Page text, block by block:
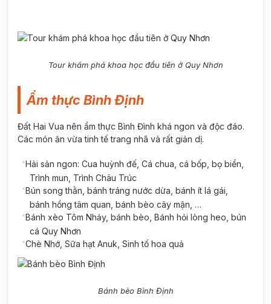
Tour khám phá khoa học đầu tiên ở Quy Nhơn
Ẩm thực Bình Định
Đất Hai Vua nên ẩm thực Bình Đình khá ngon và độc đáo.
Các món ăn vừa tinh tế trang nhã và rất giản dị.
Hải sản ngon: Cua huỳnh đế, Cá chua, cá bốp, bọ biển,
Trình mun, Trình Châu Trúc
Bún song thằn, bánh tráng nước dừa, bánh ít lá gái,
bánh hồng tâm quan, bánh bèo cây mận, …
Bánh xèo Tôm Nhảy, bánh bèo, Bánh hỏi lòng heo, bún
cá Quy Nhơn
Chè Nhớ, Sữa hạt Anuk, Sinh tố hoa quả
Bánh bèo Bình Định